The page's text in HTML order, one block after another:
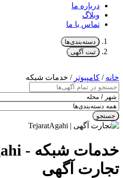
درباره ما
وبلاگ
تماس با ما
دسته‌بندی‌ها
ثبت آگهی
خانه / کامپیوتر / خدمات شبکه
جستجو
تجارت آگهی